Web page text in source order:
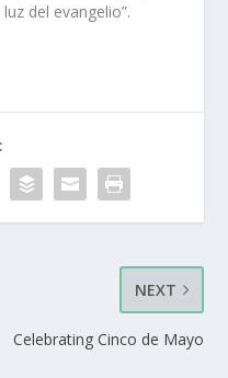
del evangelio”.
NEXT
Celebrating Cinco de Mayo